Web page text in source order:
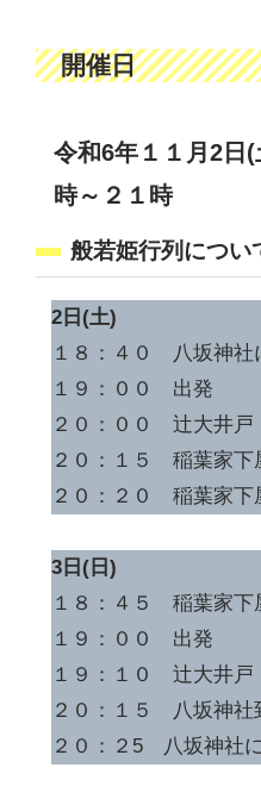
開催日
令和6年１１月2日
時～２１時
般若姫行列につい
2日(土)
１８：４０ 八坂神社
１９：００ 出発
２０：００ 辻大井戸
２０：１５ 稲葉家下
２０：２０ 稲葉家下
3日(日)
１８：４５ 稲葉家下
１９：００ 出発
１９：１０ 辻大井戸
２０：１５ 八坂神社
２０：２5 八坂神社